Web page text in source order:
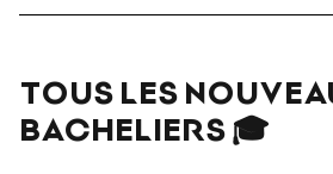
TOUS LES
BACHELIERS 🎓